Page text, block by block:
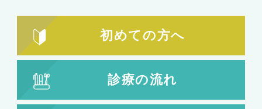
鼻の整形
鼻の施術
鼻筋整え骨切り
鼻尖形成 鼻翼拡大
初めての方へ
診療の流れ